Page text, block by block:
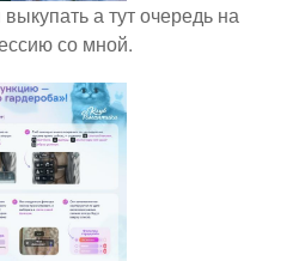
а тут очередь на
со мной.